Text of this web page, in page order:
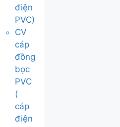
điện
PVC)
CV
cáp
đồng
bọc
PVC
(
cáp
điện